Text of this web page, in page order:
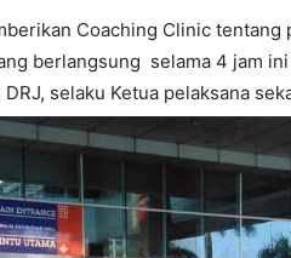
Coaching Clinic
berlangsung selama 4 jam
selaku Ketua pelaksana